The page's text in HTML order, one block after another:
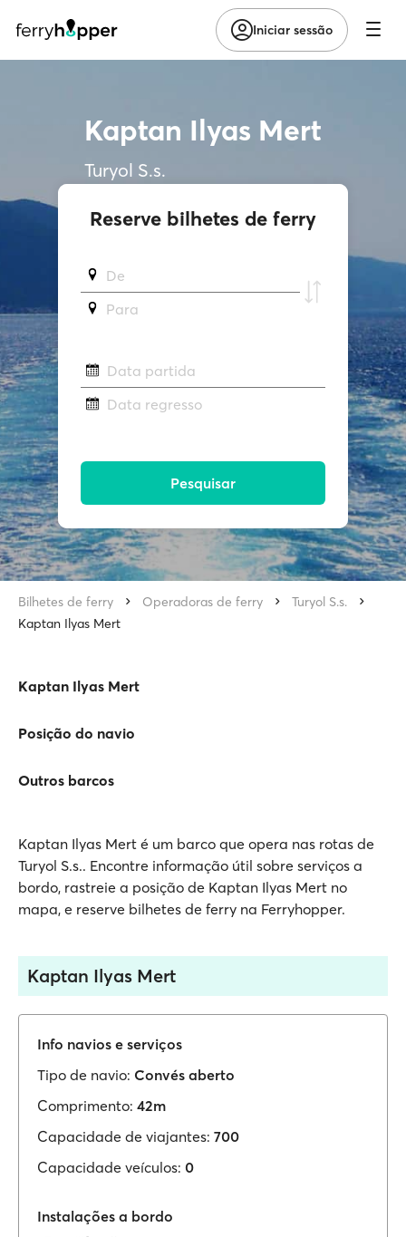
Iniciar sessão
Kaptan Ilyas Mert
Turyol S.s.
Reserve bilhetes de ferry
De
Para
Data partida
Data regresso
Pesquisar
Bilhetes de ferry Operadoras de ferry
Turyol S.s.
Kaptan Ilyas Mert
Kaptan Ilyas Mert
Posição do navio
Outros barcos
Kaptan Ilyas Mert é um barco que opera nas rotas de
Turyol S.s.. Encontre informação útil sobre serviços a
bordo, rastreie a posição de Kaptan Ilyas Mert no
mapa, e reserve bilhetes de ferry na Ferryhopper.
Kaptan Ilyas Mert
Info navios e serviços
Tipo de navio: Convés aberto
Comprimento: 42m
Capacidade de viajantes: 700
Capacidade veículos: 0
Instalações a bordo